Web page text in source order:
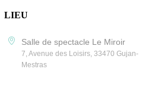
LIEU
Salle de spectacle Le Miroir
7, Avenue des Loisirs, 33470 Gujan-
Mestras